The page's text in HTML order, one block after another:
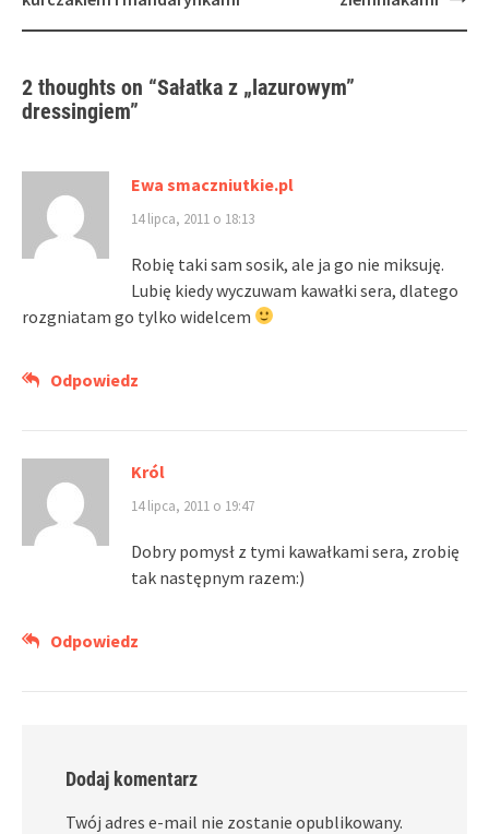
2 thoughts on “Sałatka z „lazurowym”
dressingiem”
Ewa smaczniutkie.pl
14 lipca, 2011 o 18:13
Robię taki sam sosik, ale ja go nie miksuję.
Lubię kiedy wyczuwam kawałki sera, dlatego
rozgniatam go tylko widelcem
Odpowiedz
Król
14 lipca, 2011 o 19:47
Dobry pomysł z tymi kawałkami sera, zrobię
tak następnym razem:)
Odpowiedz
Dodaj komentarz
Twój adres e-mail nie zostanie opublikowany.